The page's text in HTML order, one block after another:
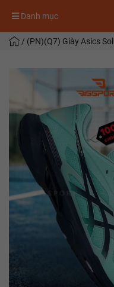
Danh mục
/ (PN)(Q7) Giày Asics